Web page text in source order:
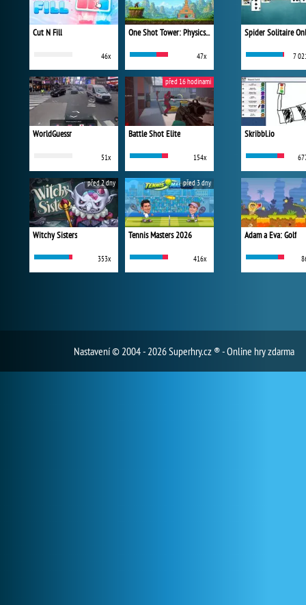
Cut N Fill
46x
One Shot Tower: Physics Destroyer
47x
WorldGuessr
51x
Battle Shot Elite
154x
před 16 hodinami
Witchy Sisters
353x
před 2 dny
Tennis Masters 2026
416x
před 3 dny
Spider Solitaire
7
Skribbl.io
Adam a Eva: Golf
Nastavení© 2004 - 2026 Superhry.cz ® - Online hry zdarma